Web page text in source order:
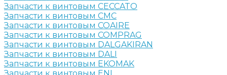
Запчасти к винтовым CECCATO
Запчасти к винтовым CMC
Запчасти к винтовым COAIRE
Запчасти к винтовым COMPRAG
Запчасти к винтовым DALGAKIRAN
Запчасти к винтовым DALI
Запчасти к винтовым EKOMAK